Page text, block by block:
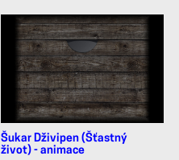
Šukar Dživipen (Šťastný
život) - animace